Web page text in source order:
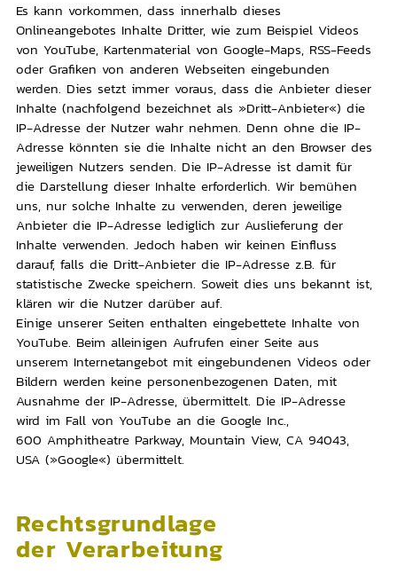
Es kann vorkommen, dass innerhalb dieses
Onlineangebotes Inhalte Dritter, wie zum Beispiel Videos
von YouTube, Kartenmaterial von Google-Maps, RSS-Feeds
oder Grafiken von anderen Webseiten eingebunden
werden. Dies setzt immer voraus, dass die Anbieter dieser
Inhalte (nachfolgend bezeichnet als »Dritt-Anbieter«) die
IP-Adresse der Nutzer wahr nehmen. Denn ohne die IP-
Adresse könnten sie die Inhalte nicht an den Browser des
jeweiligen Nutzers senden. Die IP-Adresse ist damit für
die Darstellung dieser Inhalte erforderlich. Wir bemühen
uns, nur solche Inhalte zu verwenden, deren jeweilige
Anbieter die IP-Adresse lediglich zur Auslieferung der
Inhalte verwenden. Jedoch haben wir keinen Einfluss
darauf, falls die Dritt-Anbieter die IP-Adresse z.B. für
statistische Zwecke speichern. Soweit dies uns bekannt ist,
klären wir die Nutzer darüber auf.
Einige unserer Seiten enthalten eingebettete Inhalte von
YouTube. Beim alleinigen Aufrufen einer Seite aus
unserem Internetangebot mit eingebundenen Videos oder
Bildern werden keine personenbezogenen Daten, mit
Ausnahme der IP-Adresse, übermittelt. Die IP-Adresse
wird im Fall von YouTube an die Google Inc.,
600 Amphitheatre Parkway, Mountain View, CA 94043,
USA (»Google«) übermittelt.
Rechtsgrundlage
der Verarbeitung